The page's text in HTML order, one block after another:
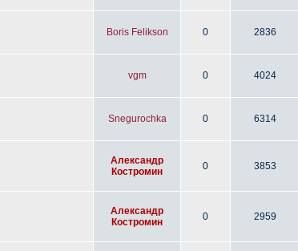
Boris Felikson 0 2836
vgm 0 4024
Snegurochka 0 6314
Александр
Костромин
0 3853
Александр
Костромин
0 2959